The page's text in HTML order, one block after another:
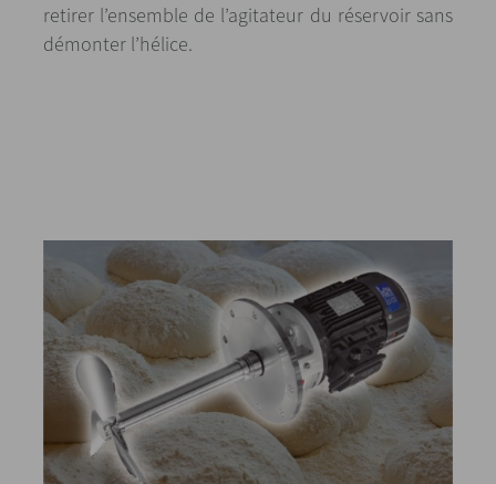
retirer l’ensemble de l’agitateur du réservoir sans
démonter l’hélice.